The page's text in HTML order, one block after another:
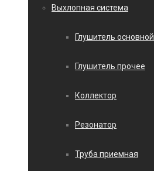
Выхлопная система
Глушитель основной
Глушитель прочее
Коллектор
Резонатор
Труба приемная